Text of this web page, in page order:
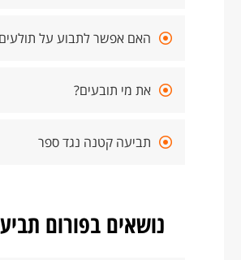
האם אפשר לתבוע על
את מי תובעים?
תביעה קטנה נגד ספר
נושאים בפורום